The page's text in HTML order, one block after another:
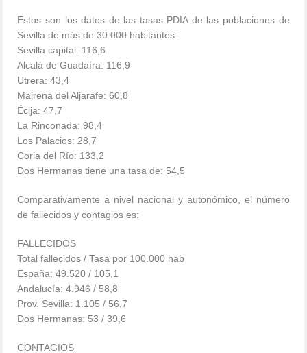
Estos son los datos de las tasas PDIA de las poblaciones de
Sevilla de más de 30.000 habitantes:
Sevilla capital: 116,6
Alcalá de Guadaíra: 116,9
Utrera: 43,4
Mairena del Aljarafe: 60,8
Écija: 47,7
La Rinconada: 98,4
Los Palacios: 28,7
Coria del Río: 133,2
Dos Hermanas tiene una tasa de: 54,5
Comparativamente a nivel nacional y autonómico, el número
de fallecidos y contagios es:
FALLECIDOS
Total fallecidos / Tasa por 100.000 hab
España: 49.520 / 105,1
Andalucía: 4.946 / 58,8
Prov. Sevilla: 1.105 / 56,7
Dos Hermanas: 53 / 39,6
CONTAGIOS